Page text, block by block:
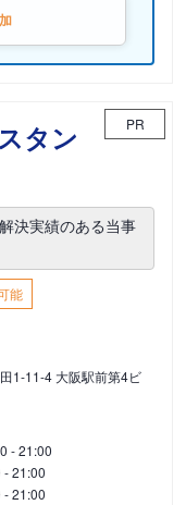
タン
PR
決実績のある当事
能
1-11-4 大阪駅前第4ビ
- 21:00
- 21:00
- 21:00